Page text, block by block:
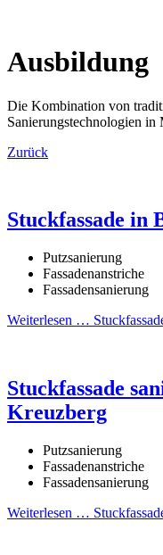
Ausbildung
Die Kombination von
Sanierungstechnologien
Zurück
Stuckfassade in
Putzsanierung
Fassadenanstriche
Fassadensanierung
Weiterlesen …
Stuckfassade
Kreuzberg
Putzsanierung
Fassadenanstriche
Fassadensanierung
Weiterlesen …